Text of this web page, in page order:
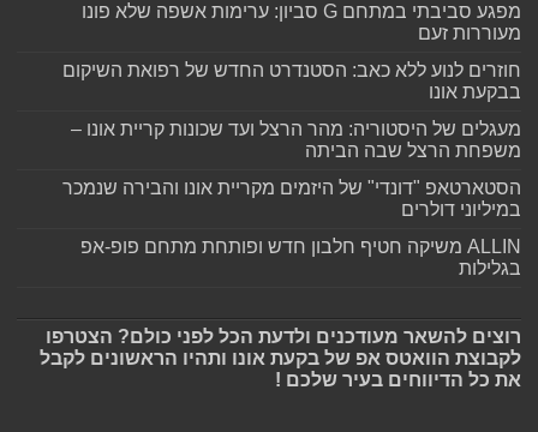
מפגע סביבתי במתחם G סביון: ערימות אשפה שלא פונו
מעוררות זעם
חוזרים לנוע ללא כאב: הסטנדרט החדש של רפואת השיקום
בבקעת אונו
מעגלים של היסטוריה: מהר הרצל ועד שכונות קריית אונו –
משפחת הרצל שבה הביתה
הסטארטאפ "דונדי" של היזמים מקריית אונו והבירה שנמכר
במיליוני דולרים
ALLIN משיקה חטיף חלבון חדש ופותחת מתחם פופ-אפ
בגלילות
רוצים להשאר מעודכנים ולדעת הכל לפני כולם? הצטרפו
לקבוצת הוואטס אפ של בקעת אונו ותהיו הראשונים לקבל
את כל הדיווחים בעיר שלכם !